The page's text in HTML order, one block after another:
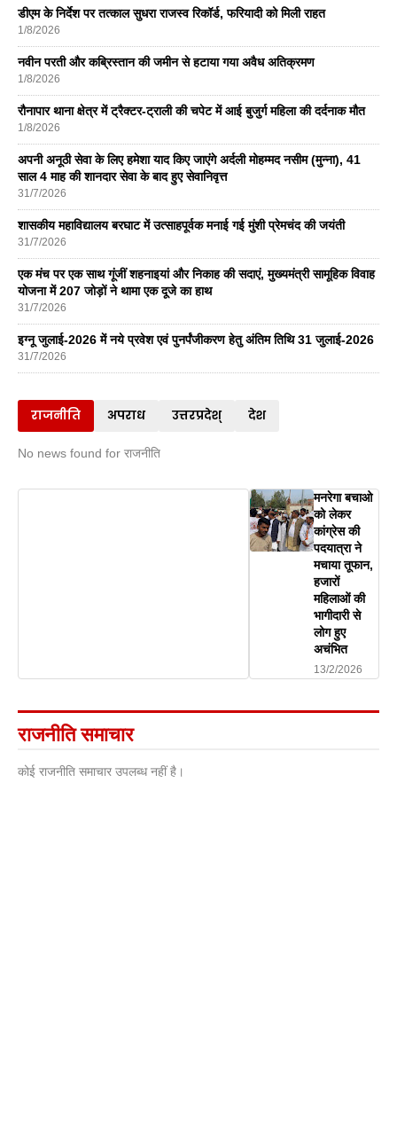
डीएम के निर्देश पर तत्काल सुधरा राजस्व रिकॉर्ड, फरियादी को मिली राहत
1/8/2026
नवीन परती और कब्रिस्तान की जमीन से हटाया गया अवैध अतिक्रमण
1/8/2026
रौनापार थाना क्षेत्र में ट्रैक्टर-ट्राली की चपेट में आई बुजुर्ग महिला की दर्दनाक मौत
1/8/2026
अपनी अनूठी सेवा के लिए हमेशा याद किए जाएंगे अर्दली मोहम्मद नसीम (मुन्ना), 41
साल 4 माह की शानदार सेवा के बाद हुए सेवानिवृत्त
31/7/2026
शासकीय महाविद्यालय बरघाट में उत्साहपूर्वक मनाई गई मुंशी प्रेमचंद की जयंती
31/7/2026
एक मंच पर एक साथ गूंजीं शहनाइयां और निकाह की सदाएं, मुख्यमंत्री सामूहिक विवाह
योजना में 207 जोड़ों ने थामा एक दूजे का हाथ
31/7/2026
इग्नू जुलाई-2026 में नये प्रवेश एवं पुनर्पंजीकरण हेतु अंतिम तिथि 31 जुलाई-2026
31/7/2026
राजनीति अपराध उत्तरप्रदेश् देश
No news found for राजनीति
मनरेगा बचाओ
को लेकर
कांग्रेस की
पदयात्रा ने
मचाया तूफान,
हजारों
महिलाओं की
भागीदारी से
लोग हुए
अचंभित
13/2/2026
राजनीति समाचार
कोई राजनीति समाचार उपलब्ध नहीं है।